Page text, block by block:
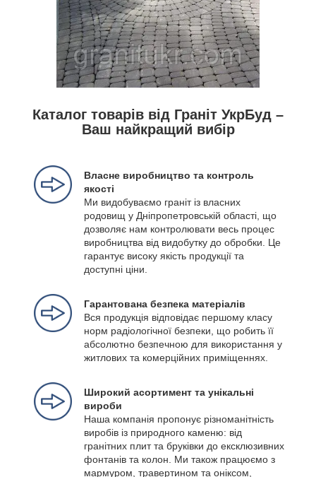
Каталог товарів від Граніт УкрБуд –
Ваш найкращий вибір
Власне виробництво та контроль
якості
Ми видобуваємо граніт із власних
родовищ у Дніпропетровській області, що
дозволяє нам контролювати весь процес
виробництва від видобутку до обробки. Це
гарантує високу якість продукції та
доступні ціни.
Гарантована безпека матеріалів
Вся продукція відповідає першому класу
норм радіологічної безпеки, що робить її
абсолютно безпечною для використання у
житлових та комерційних приміщеннях.
Широкий асортимент та унікальні
вироби
Наша компанія пропонує різноманітність
виробів із природного каменю: від
гранітних плит та бруківки до ексклюзивних
фонтанів та колон. Ми також працюємо з
мармуром, травертином та оніксом,